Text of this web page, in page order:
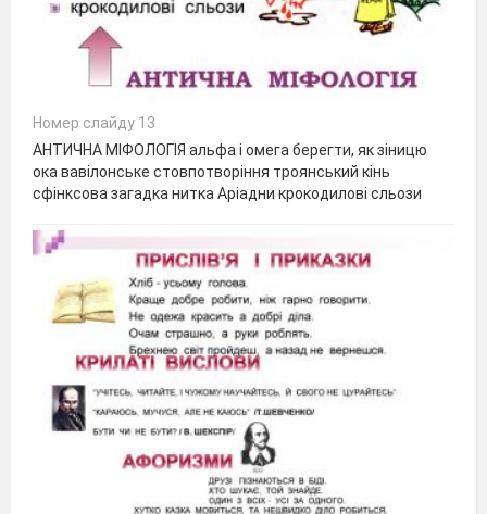
Номер слайду 13
АНТИЧНА МІФОЛОГІЯ альфа і омега берегти, як зіницю
ока вавілонське стовпотворіння троянський кінь
сфінксова загадка нитка Аріадни крокодилові сльози